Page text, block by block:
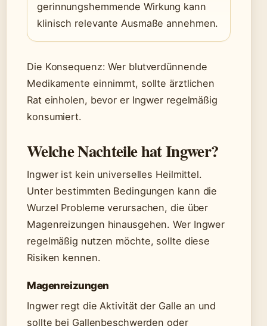
gerinnungshemmende Wirkung kann
klinisch relevante Ausmaße annehmen.
Die Konsequenz: Wer blutverdünnende
Medikamente einnimmt, sollte ärztlichen
Rat einholen, bevor er Ingwer regelmäßig
konsumiert.
Welche Nachteile hat Ingwer?
Ingwer ist kein universelles Heilmittel.
Unter bestimmten Bedingungen kann die
Wurzel Probleme verursachen, die über
Magenreizungen hinausgehen. Wer Ingwer
regelmäßig nutzen möchte, sollte diese
Risiken kennen.
Magenreizungen
Ingwer regt die Aktivität der Galle an und
sollte bei Gallenbeschwerden oder